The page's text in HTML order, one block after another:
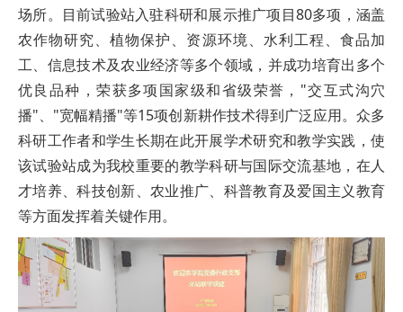
场所。目前试验站入驻科研和展示推广项目80多项，涵盖
农作物研究、植物保护、资源环境、水利工程、食品加
工、信息技术及农业经济等多个领域，并成功培育出多个
优良品种，荣获多项国家级和省级荣誉，"交互式沟穴
播"、"宽幅精播"等15项创新耕作技术得到广泛应用。众多
科研工作者和学生长期在此开展学术研究和教学实践，使
该试验站成为我校重要的教学科研与国际交流基地，在人
才培养、科技创新、农业推广、科普教育及爱国主义教育
等方面发挥着关键作用。